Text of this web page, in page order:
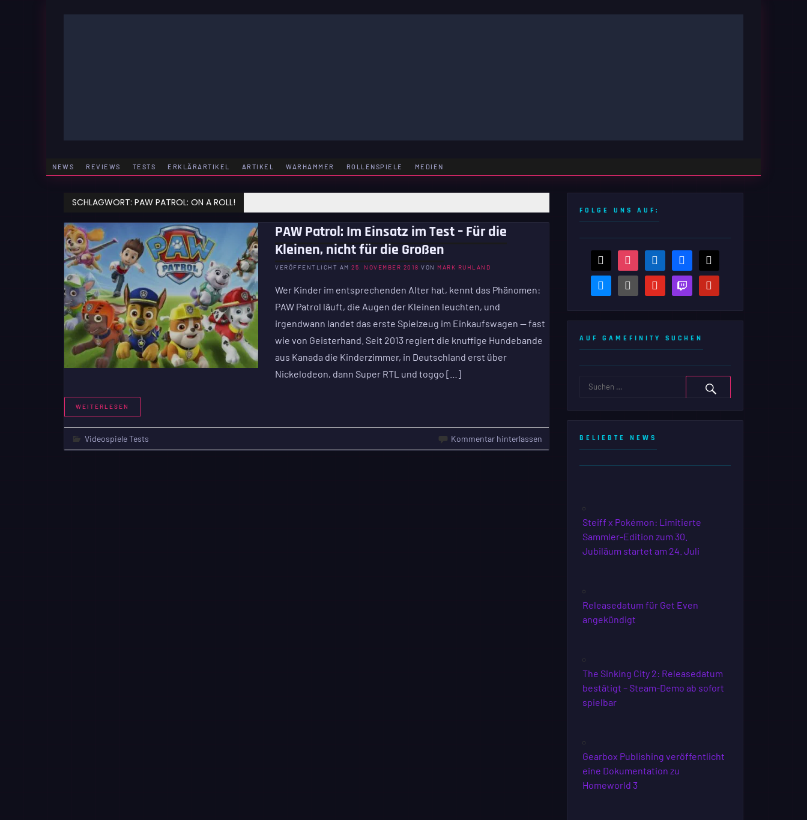
NEWS REVIEWS TESTS ERKLÄRARTIKEL ARTIKEL WARHAMMER ROLLENSPIELE MEDIEN
SCHLAGWORT: PAW PATROL: ON A ROLL!
PAW Patrol: Im Einsatz im Test – Für die
Kleinen, nicht für die Großen
VERÖFFENTLICHT AM25. NOVEMBER 2018 VON MARK RUHLAND
Wer Kinder im entsprechenden Alter hat, kennt das Phänomen:
PAW Patrol läuft, die Augen der Kleinen leuchten, und
irgendwann landet das erste Spielzeug im Einkaufswagen — fast
wie von Geisterhand. Seit 2013 regiert die knuffige Hundebande
aus Kanada die Kinderzimmer, in Deutschland erst über
Nickelodeon, dann Super RTL und toggo […]
WEITERLESEN
Videospiele Tests Kommentar hinterlassen
FOLGE UNS AUF:
threads instagramlinkedin facebook
bluesky steam-
square
youtubetwitch pinterest
AUF GAMEFINITY SUCHEN
BELIEBTE NEWS
Steiff x Pokémon: Limitierte
Sammler-Edition zum 30.
Jubiläum startet am 24. Juli
Releasedatum für Get Even
angekündigt
The Sinking City 2: Releasedatum
bestätigt – Steam-Demo ab sofort
spielbar
Gearbox Publishing veröffentlicht
eine Dokumentation zu
Homeworld 3